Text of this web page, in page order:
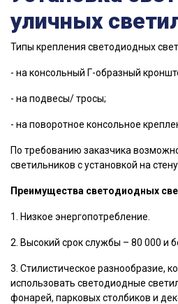
уличных
Типы крепления светодиодных
- на консольный Г-образный
- на подвесы/ тросы;
- на поворотное консольное
По требованию заказчика
светильников с установкой на стену.
Преимущества светодиодных
1. Низкое энергопотребление.
2. Высокий срок службы – 80 000 и
3. Стилистическое разнообразие,
использовать светодиодные
фонарей, парковых столбиков и